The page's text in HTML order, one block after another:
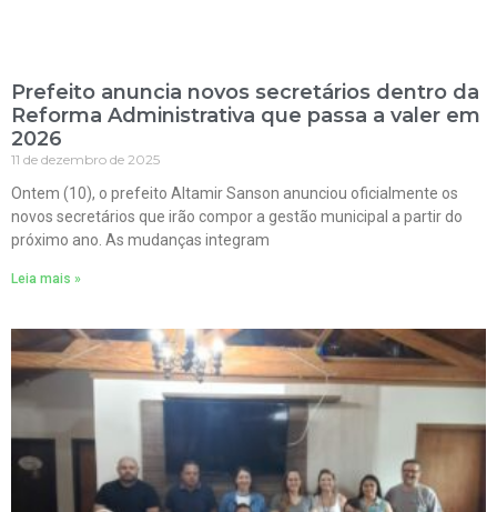
Prefeito anuncia novos secretários dentro da
Reforma Administrativa que passa a valer em
2026
11 de dezembro de 2025
Ontem (10), o prefeito Altamir Sanson anunciou oficialmente os
novos secretários que irão compor a gestão municipal a partir do
próximo ano. As mudanças integram
Leia mais »